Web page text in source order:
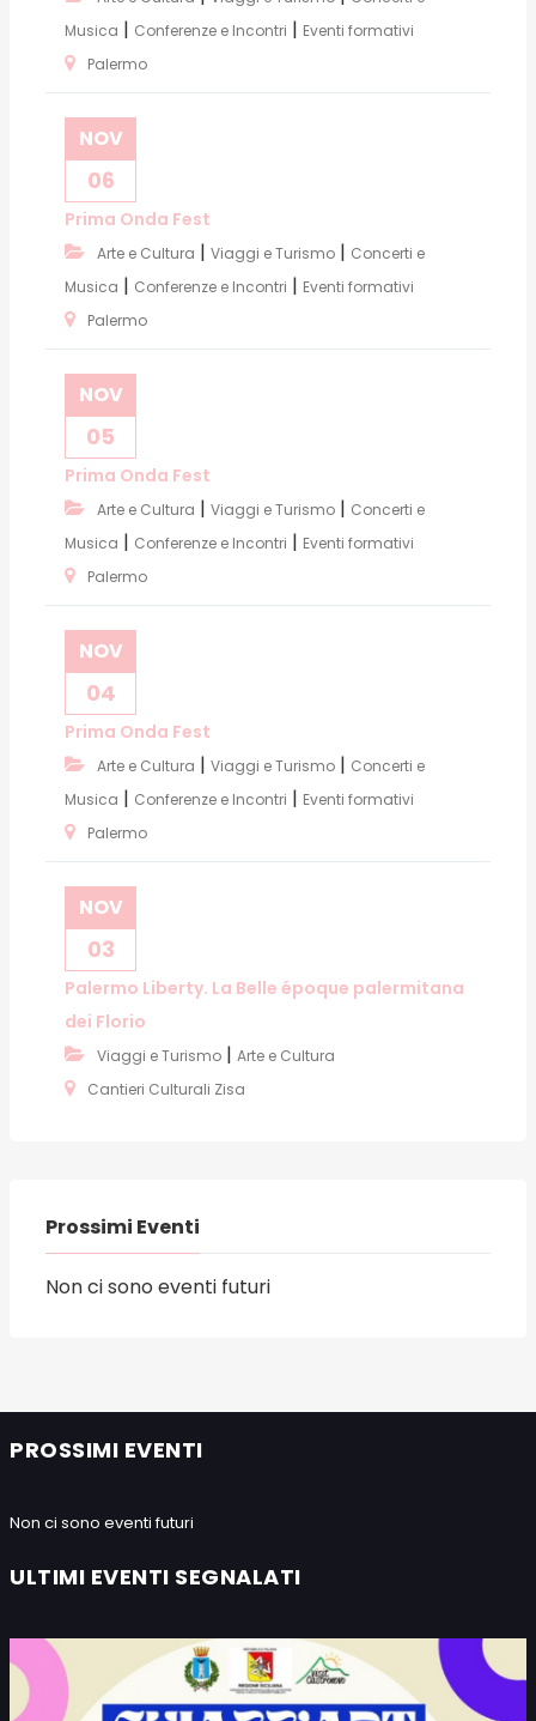
Musica | Conferenze e Incontri | Eventi formativi
Palermo
NOV
06
Prima Onda Fest
Arte e Cultura | Viaggi e Turismo | Concerti e
Musica | Conferenze e Incontri | Eventi formativi
Palermo
NOV
05
Prima Onda Fest
Arte e Cultura | Viaggi e Turismo | Concerti e
Musica | Conferenze e Incontri | Eventi formativi
Palermo
NOV
04
Prima Onda Fest
Arte e Cultura | Viaggi e Turismo | Concerti e
Musica | Conferenze e Incontri | Eventi formativi
Palermo
NOV
03
Palermo Liberty. La Belle époque palermitana
dei Florio
Viaggi e Turismo | Arte e Cultura
Cantieri Culturali Zisa
Prossimi Eventi
Non ci sono eventi futuri
PROSSIMI EVENTI
Non ci sono eventi futuri
ULTIMI EVENTI SEGNALATI